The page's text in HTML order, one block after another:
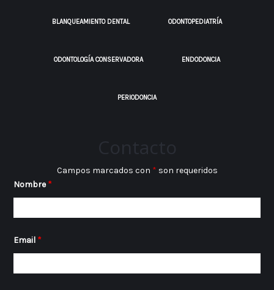
BLANQUEAMIENTO DENTAL ODONTOPEDIATRÍA
ODONTOLOGÍA CONSERVADORA ENDODONCIA
PERIODONCIA
Campos marcados con * son requeridos
Nombre*
Email *